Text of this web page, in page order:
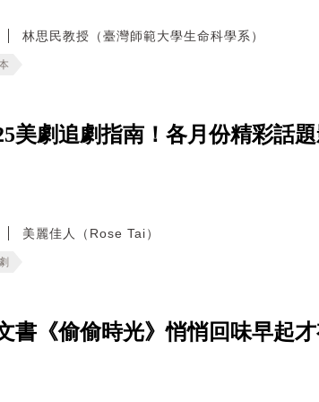
林思民教授（臺灣師範大學生命科學系）
美劇追劇指南！各月份精彩話
美麗佳人（Rose Tai）
書《偷偷時光》悄悄回味早起